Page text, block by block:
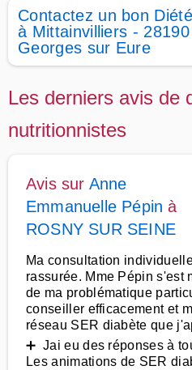
Contactez un bon
à Mittainvilliers -
Georges sur Eure
Les derniers avis de
nutritionnistes
Avis sur Anne
Emmanuelle Pépin à
ROSNY SUR SEINE
Ma consultation
rassurée. Mme Pépin s'est
de ma problématique
conseiller efficacement et
réseau SER diabète que
➕ Jai eu des réponses à
Les animations de SER